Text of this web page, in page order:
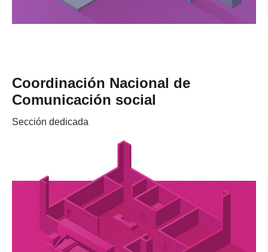
Coordinación Nacional de
Comunicación social
Sección dedicada